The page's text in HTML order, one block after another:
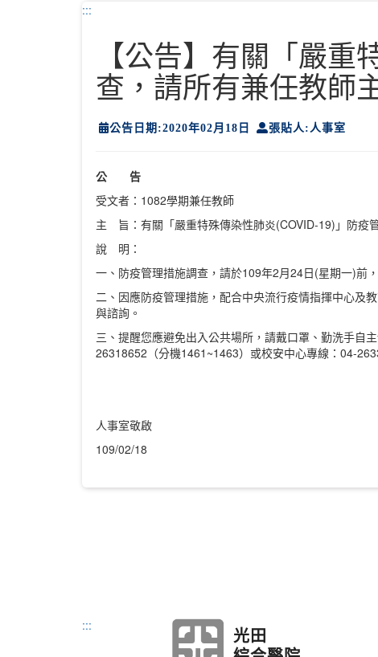
:::
【公告】有關「嚴
查，請所有兼任教師
公告日期:2020年02月18日 張貼人:人事室
公 告
受文者：1082學期兼任教師
主 旨：有關「嚴重特殊傳染性肺炎(COVID-19)」防疫
說 明：
一、防疫管理措施調查，請於109年2月24日(星期一)前
二、因應防疫管理措施，配合中央流行疫情指揮中心及
與諮詢。
三、提醒您應避免出入公共場所，請戴口罩、勤洗手自
26318652（分機1461~1463）或校安中心專線：04-
人事室敬啟
109/02/18
:::
光田